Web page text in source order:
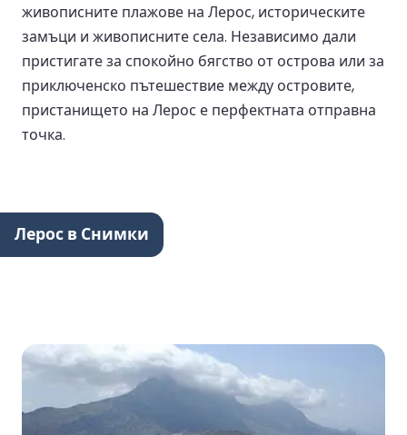
живописните плажове на Лерос, историческите
замъци и живописните села. Независимо дали
пристигате за спокойно бягство от острова или за
приключенско пътешествие между островите,
пристанището на Лерос е перфектната отправна
точка.
Лерос в Снимки